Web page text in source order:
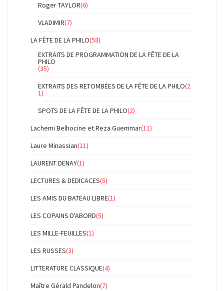
Roger TAYLOR(6)
VLADIMIR(7)
LA FÊTE DE LA PHILO(58)
EXTRAITS DE PROGRAMMATION DE LA FÊTE DE LA
PHILO
(35)
EXTRAITS DES RETOMBÉES DE LA FÊTE DE LA PHILO(2
1)
SPOTS DE LA FÊTE DE LA PHILO(2)
Lachemi Belhocine et Reza Guemmar(11)
Laure Minassian(11)
LAURENT DENAY(1)
LECTURES & DEDICACES(5)
LES AMIS DU BATEAU LIBRE(1)
LES COPAINS D'ABORD(5)
LES MILLE-FEUILLES(1)
LES RUSSES(3)
LITTERATURE CLASSIQUE(4)
Maître Gérald Pandelon(7)